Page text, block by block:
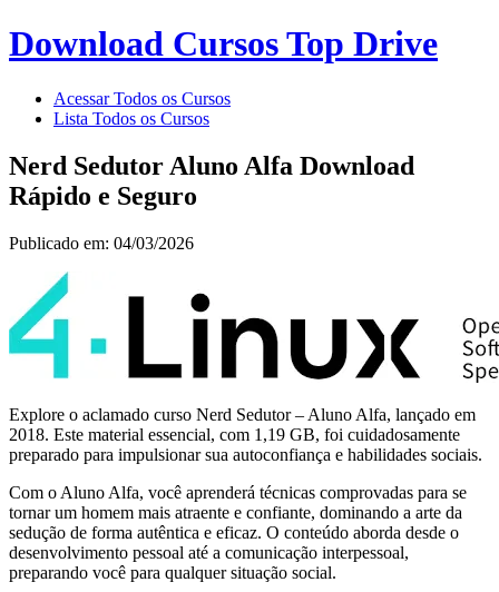
Download Cursos Top Drive
Acessar Todos os Cursos
Lista Todos os Cursos
Nerd Sedutor Aluno Alfa Download
Rápido e Seguro
Publicado em: 04/03/2026
Explore o aclamado curso Nerd Sedutor – Aluno Alfa, lançado em
2018. Este material essencial, com 1,19 GB, foi cuidadosamente
preparado para impulsionar sua autoconfiança e habilidades sociais.
Com o Aluno Alfa, você aprenderá técnicas comprovadas para se
tornar um homem mais atraente e confiante, dominando a arte da
sedução de forma autêntica e eficaz. O conteúdo aborda desde o
desenvolvimento pessoal até a comunicação interpessoal,
preparando você para qualquer situação social.